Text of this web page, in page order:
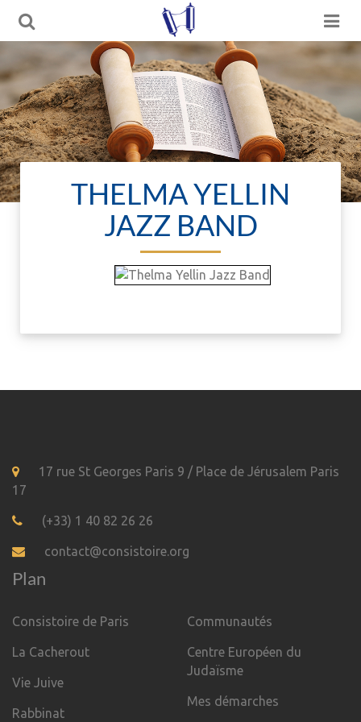
THELMA YELLIN
JAZZ BAND
17 rue St Georges Paris 9 / Place de Jérusalem Paris
17
(+33) 1 40 82 26 26
contact@consistoire.org
Plan
Consistoire de Paris
La Cacherout
Vie Juive
Rabbinat
Communautés
Centre Européen du
Judaïsme
Mes démarches